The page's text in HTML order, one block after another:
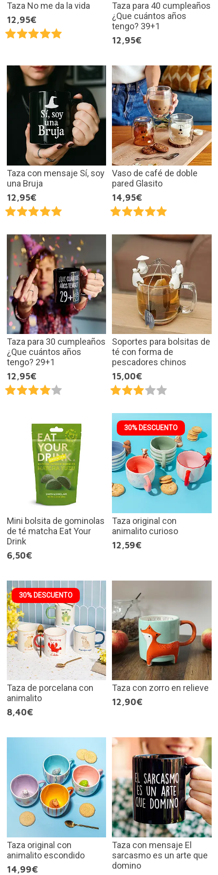
Taza No me da la vida
12,95€
Taza para 40 cumpleaños
¿Que cuántos años
tengo? 39+1
12,95€
Taza con mensaje Sí, soy
una Bruja
12,95€
Vaso de café de doble
pared Glasito
14,95€
Taza para 30 cumpleaños
¿Que cuántos años
tengo? 29+1
12,95€
Soportes para bolsitas de
té con forma de
pescadores chinos
15,00€
Mini bolsita de gominolas
de té matcha Eat Your
Drink
6,50€
30% DESCUENTO
Taza original con
animalito curioso
12,59€
30% DESCUENTO
Taza de porcelana con
animalito
8,40€
Taza con zorro en relieve
12,90€
Taza original con
animalito escondido
14,99€
Taza con mensaje El
sarcasmo es un arte que
domino